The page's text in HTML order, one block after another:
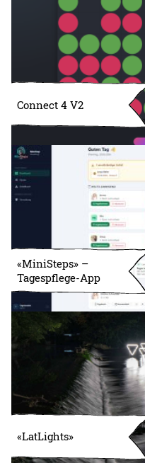
Connect 4 V2
«MiniSteps» –
Tagespflege-App
«LatLights»